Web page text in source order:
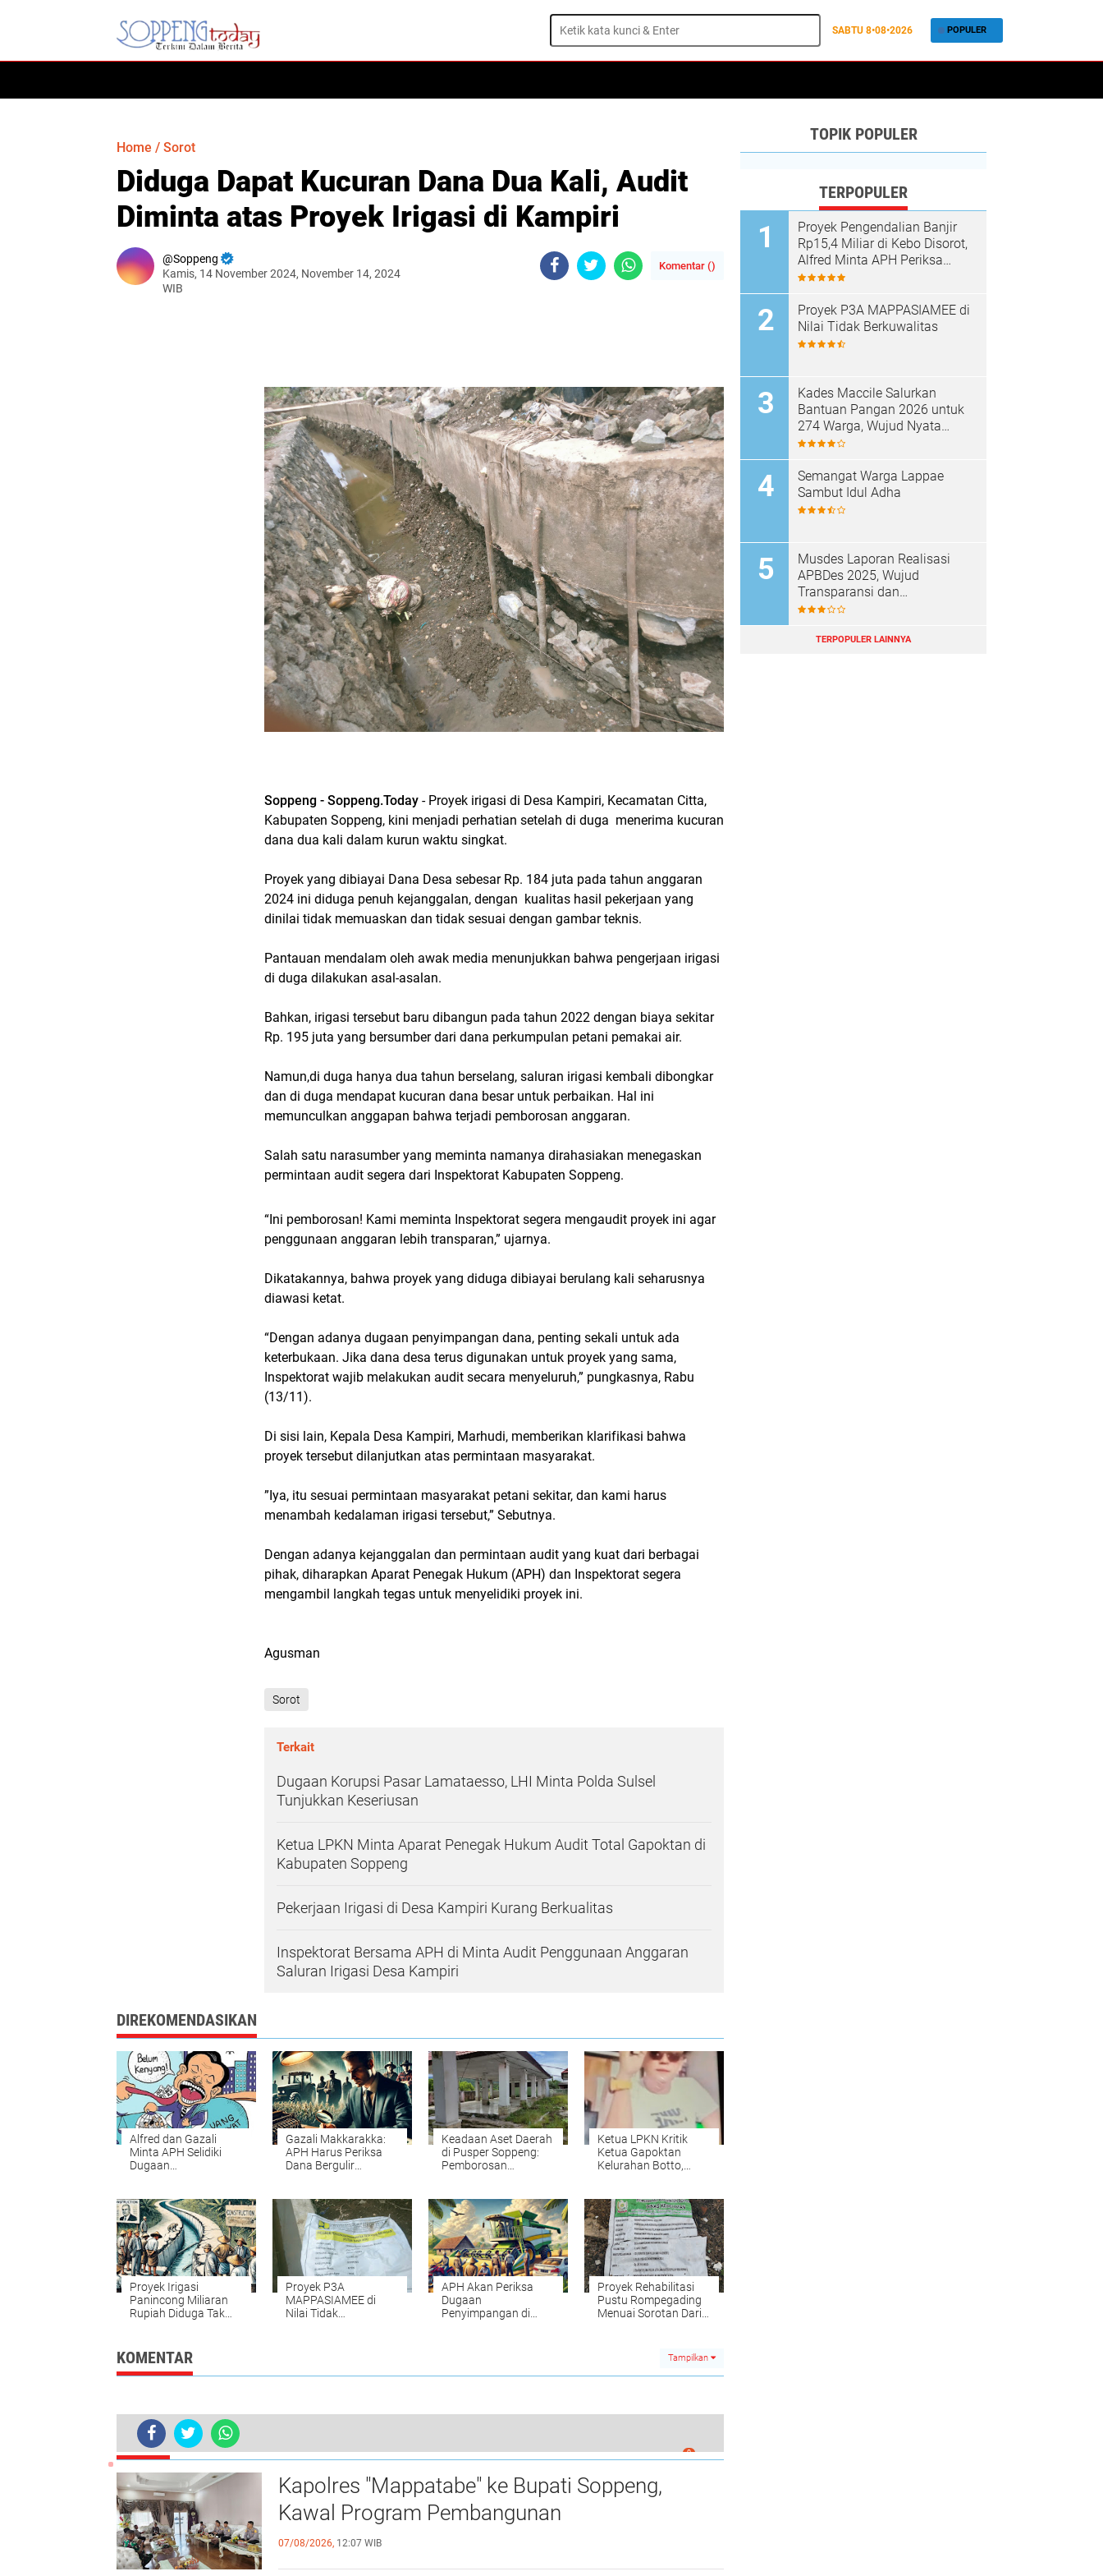
SABTU 8•08•2026 POPULER
Home / Sorot
Diduga Dapat Kucuran Dana Dua Kali, Audit
Diminta atas Proyek Irigasi di Kampiri
Soppeng
Kamis, 14 November 2024, November 14, 2024
WIB
Komentar ()
Soppeng - Soppeng.Today - Proyek irigasi di Desa Kampiri, Kecamatan Citta,
Kabupaten Soppeng, kini menjadi perhatian setelah di duga menerima kucuran
dana dua kali dalam kurun waktu singkat.
Proyek yang dibiayai Dana Desa sebesar Rp. 184 juta pada tahun anggaran
2024 ini diduga penuh kejanggalan, dengan kualitas hasil pekerjaan yang
dinilai tidak memuaskan dan tidak sesuai dengan gambar teknis.
Pantauan mendalam oleh awak media menunjukkan bahwa pengerjaan irigasi
di duga dilakukan asal-asalan.
Bahkan, irigasi tersebut baru dibangun pada tahun 2022 dengan biaya sekitar
Rp. 195 juta yang bersumber dari dana perkumpulan petani pemakai air.
Namun,di duga hanya dua tahun berselang, saluran irigasi kembali dibongkar
dan di duga mendapat kucuran dana besar untuk perbaikan. Hal ini
memunculkan anggapan bahwa terjadi pemborosan anggaran.
Salah satu narasumber yang meminta namanya dirahasiakan menegaskan
permintaan audit segera dari Inspektorat Kabupaten Soppeng.
“Ini pemborosan! Kami meminta Inspektorat segera mengaudit proyek ini agar
penggunaan anggaran lebih transparan,” ujarnya.
Dikatakannya, bahwa proyek yang diduga dibiayai berulang kali seharusnya
diawasi ketat.
“Dengan adanya dugaan penyimpangan dana, penting sekali untuk ada
keterbukaan. Jika dana desa terus digunakan untuk proyek yang sama,
Inspektorat wajib melakukan audit secara menyeluruh,” pungkasnya, Rabu
(13/11).
Di sisi lain, Kepala Desa Kampiri, Marhudi, memberikan klarifikasi bahwa
proyek tersebut dilanjutkan atas permintaan masyarakat.
”Iya, itu sesuai permintaan masyarakat petani sekitar, dan kami harus
menambah kedalaman irigasi tersebut,” Sebutnya.
Dengan adanya kejanggalan dan permintaan audit yang kuat dari berbagai
pihak, diharapkan Aparat Penegak Hukum (APH) dan Inspektorat segera
mengambil langkah tegas untuk menyelidiki proyek ini.
Agusman
Sorot
Terkait
Dugaan Korupsi Pasar Lamataesso, LHI Minta Polda Sulsel
Tunjukkan Keseriusan
Ketua LPKN Minta Aparat Penegak Hukum Audit Total Gapoktan di
Kabupaten Soppeng
Pekerjaan Irigasi di Desa Kampiri Kurang Berkualitas
Inspektorat Bersama APH di Minta Audit Penggunaan Anggaran
Saluran Irigasi Desa Kampiri
DIREKOMENDASIKAN
Alfred dan Gazali
Minta APH Selidiki
Dugaan
Gazali Makkarakka:
APH Harus Periksa
Dana Bergulir
Keadaan Aset Daerah
di Pusper Soppeng:
Pemborosan
Ketua LPKN Kritik
Ketua Gapoktan
Kelurahan Botto,
Dipertanyaka
Proyek Irigasi
Panincong Miliaran
Rupiah Diduga Tak
Proyek P3A
MAPPASIAMEE di
Nilai Tidak
APH Akan Periksa
Dugaan
Penyimpangan di
Proyek Rehabilitasi
Pustu Rompegading
Menuai Sorotan Dari
KOMENTAR Tampilkan
Diduga Dapat Kucuran Dana Dua Kali, Audit Diminta atas Proyek Irigasi di Kampiri
0
TERKINI
Kapolres "Mappatabe" ke Bupati Soppeng,
Kawal Program Pembangunan ‎ ‎
07/08/2026, 12:07 WIB
TOPIK POPULER
TERPOPULER
Proyek Pengendalian Banjir
Rp15,4 Miliar di Kebo Disorot,
Alfred Minta APH Periksa
Dugaan Material Ilegal
Proyek P3A MAPPASIAMEE di
Nilai Tidak Berkuwalitas
Kades Maccile Salurkan
Bantuan Pangan 2026 untuk
274 Warga, Wujud Nyata
Kepedulian terhadap
Semangat Warga Lappae
Sambut Idul Adha
Musdes Laporan Realisasi
APBDes 2025, Wujud
Transparansi dan
Akuntabilitas Desa Parenring
TERPOPULER LAINNYA